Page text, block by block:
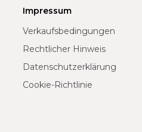
Impressum
Verkaufsbedingungen
Rechtlicher Hinweis
Datenschutzerklärung
Cookie-Richtlinie